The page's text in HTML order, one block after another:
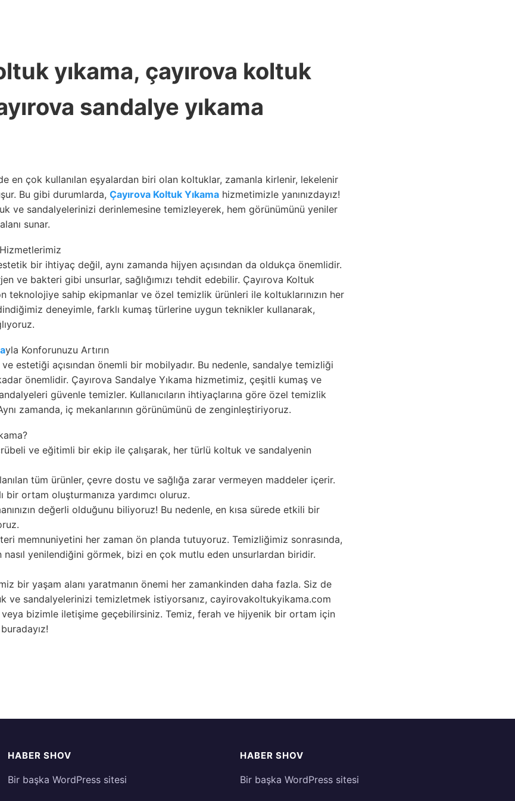
yıkama, çayırova koltuk
sandalye yıkama
en çok kullanılan eşyalardan biri olan koltuklar, zamanla kirlenir, lekelenir
Bu gibi durumlarda, Çayırova Koltuk Yıkama hizmetimizle yanınızdayız!
ve sandalyelerinizi derinlemesine temizleyerek, hem görünümünü yeniler
sunar.
Hizmetlerimiz
bir ihtiyaç değil, aynı zamanda hijyen açısından da oldukça önemlidir.
ve bakteri gibi unsurlar, sağlığımızı tehdit edebilir. Çayırova Koltuk
teknolojiye sahip ekipmanlar ve özel temizlik ürünleri ile koltuklarınızın her
deneyimle, farklı kumaş türlerine uygun teknikler kullanarak,
yla Konforunuzu Artırın
estetiği açısından önemli bir mobilyadır. Bu nedenle, sandalye temizliği
önemlidir. Çayırova Sandalye Yıkama hizmetimiz, çeşitli kumaş ve
güvenle temizler. Kullanıcıların ihtiyaçlarına göre özel temizlik
zamanda, iç mekanlarının görünümünü de zenginleştiriyoruz.
ve eğitimli bir ekip ile çalışarak, her türlü koltuk ve sandalyenin
tüm ürünler, çevre dostu ve sağlığa zarar vermeyen maddeler içerir.
bir ortam oluşturmanıza yardımcı oluruz.
değerli olduğunu biliyoruz! Bu nedenle, en kısa sürede etkili bir
memnuniyetini her zaman ön planda tutuyoruz. Temizliğimiz sonrasında,
yenilendiğini görmek, bizi en çok mutlu eden unsurlardan biridir.
bir yaşam alanı yaratmanın önemi her zamankinden daha fazla. Siz de
ve sandalyelerinizi temizletmek istiyorsanız, cayirovakoltukyikama.com
bizimle iletişime geçebilirsiniz. Temiz, ferah ve hijyenik bir ortam için
HABER SHOV
Bir başka WordPress sitesi
HABER SHOV
Bir başka WordPress sitesi